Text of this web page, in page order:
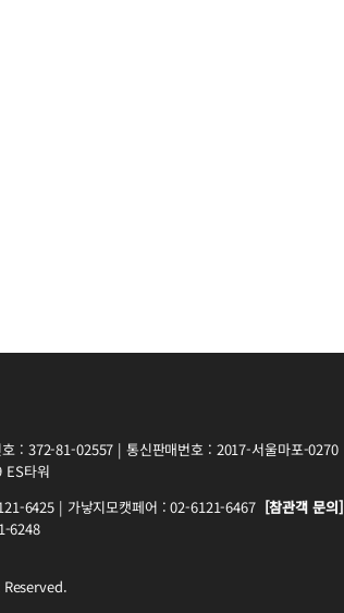
: 372-81-02557 | 통신판매번호 : 2017-서울마포-0270
ES타워
6425 | 가낳지모캣페어 : 02-6121-6467 [참관객 문의]
6248